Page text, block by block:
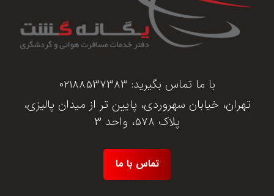
با ما تماس بگیرید: 02188537383
تهران، خیابان سهروردی، پایین تر از میدان پالیزی،
پلاک 578، واحد 3
تماس با ما